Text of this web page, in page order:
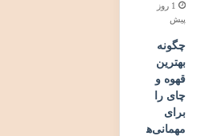
1 روز
پیش
چگونه
بهترین
قهوه و
چای را
برای
مهمانی‌ه